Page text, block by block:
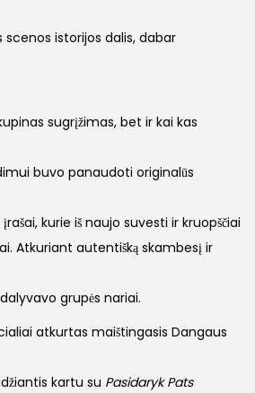
istorijos dalis, dabar
sugrįžimas, bet ir kai kas
buvo panaudoti originalūs
kurie iš naujo suvesti ir kruopščiai
Atkuriant autentišką skambesį ir
grupės nariai.
atkurtas maištingasis Dangaus
kartu su Pasidaryk Pats